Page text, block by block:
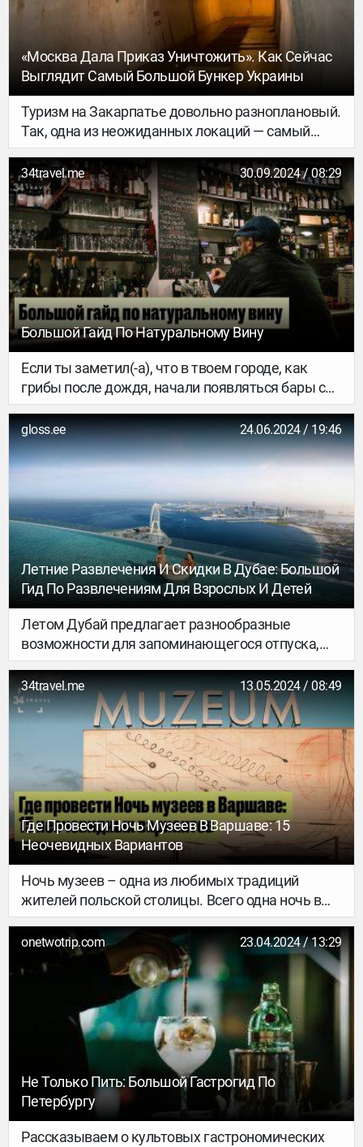
«Москва Дала Приказ Уничтожить». Как Сейчас
Выглядит Самый Большой Бункер Украины
Туризм на Закарпатье довольно разноплановый.
Так, одна из неожиданных локаций — самый
большой бункер Украины, который во времена
Второй мировой построили венгры.
34travel.me 30.09.2024 / 08:29
Большой Гайд По Натуральному Вину
Если ты заметил(-а), что в твоем городе, как
грибы после дождя, начали появляться бары с
натуральными винами, но непривычные вкусы
местных напитков тебя пока немного пугают,
этот материал поможет начать плавное
знакомство с удивительным миром
вино, чем оно отличается от «обычного» и
почему на него сейчас такой тренд, мы
расспросили винную экспертку, сомелье Женю
Лапацуеву. Бонусом – получили
профессиональные рекомендации заведений в
разных городах.
gloss.ee 24.06.2024 / 19:46
Летние Развлечения И Скидки В Дубае: Большой
Гид По Развлечениям Для Взрослых И Детей
Летом Дубай предлагает разнообразные
возможности для запоминающегося отпуска,
увлекательных приключений и расслабленного
отдыха. А также обилие скидок на посещение
достопримечательностей, проживание в отелях
и другие услуги. Здесь каждый сможет найти
развлечение в соответствии со своими
предпочтениями и бюджетом.
34travel.me 13.05.2024 / 08:49
Где Провести Ночь Музеев В Варшаве: 15
Неочевидных Вариантов
Ночь музеев – одна из любимых традиций
жителей польской столицы. Всего одна ночь в
году, когда в большинство музеев (и не только) в
Варшаве и пригороде можно попасть бесплатно
вплоть до глубокой ночи. К мероприятию всегда
тщательно готовятся, а в этом году Ночь музеев
будет проходить еще и в юбилейный двадцатый
раз, поэтому справедливо можно ожидать
максимально интересной программы. В 2024
году акция пройдет в ночь с 18 на 19 мая.
onetwotrip.com 23.04.2024 / 13:29
Не Только Пить: Большой Гастрогид По
Петербургу
Рассказываем о культовых гастрономических